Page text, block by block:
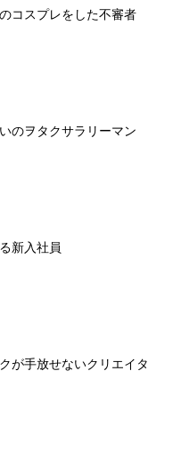
コスプレをした不審者
のヲタクサラリーマン
新入社員
が手放せないクリエイタ